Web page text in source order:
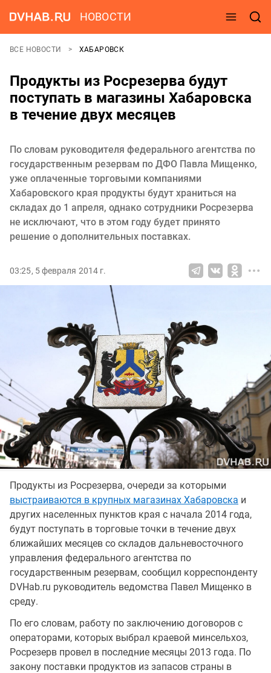
НОВОСТИ
ВСЕ НОВОСТИ ХАБАРОВСК
Продукты из Росрезерва будут
поступать в магазины Хабаровска
в течение двух месяцев
По словам руководителя федерального агентства по
государственным резервам по ДФО Павла Мищенко,
уже оплаченные торговыми компаниями
Хабаровского края продукты будут храниться на
складах до 1 апреля, однако сотрудники Росрезерва
не исключают, что в этом году будет принято
решение о дополнительных поставках.
03:25, 5 февраля 2014 г.
Продукты из Росрезерва, очереди за которыми
выстраиваются в крупных магазинах Хабаровска и
других населенных пунктов края с начала 2014 года,
будут поступать в торговые точки в течение двух
ближайших месяцев со складов дальневосточного
управления федерального агентства по
государственным резервам, сообщил корреспонденту
DVHab.ru руководитель ведомства Павел Мищенко в
среду.
По его словам, работу по заключению договоров с
операторами, которых выбрал краевой минсельхоз,
Росрезерв провел в последние месяцы 2013 года. По
закону поставки продуктов из запасов страны в